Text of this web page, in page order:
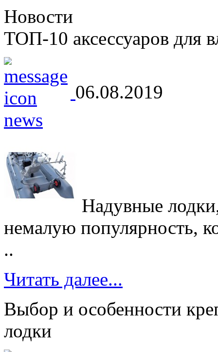
Новости
ТОП-10 аксессуаров для
06.08.2019
Надувные
немалую популярность,
..
Читать далее...
Выбор и особенности
лодки